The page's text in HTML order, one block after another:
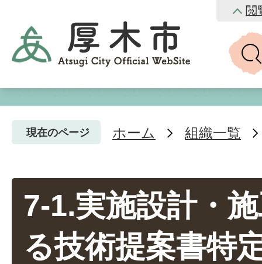
閲
現在のページ ホーム 組織一覧
7-1.実施設計・
る技術提案書特